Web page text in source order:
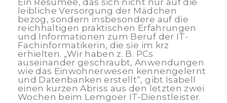
Ein Resümee, das sich nicht nur auf die
leibliche Versorgung der Mädchen
bezog, sondern insbesondere auf die
reichhaltigen praktischen Erfahrungen
und Informationen zum Beruf der IT-
Fachinformatikerin, die sie im krz
erhielten. „Wir haben z. B. PCs
auseinander geschraubt, Anwendungen
wie das Einwohnerwesen kennengelernt
und Datenbanken erstellt“, gibt Isabell
einen kurzen Abriss aus den letzten zwei
Wochen beim Lemgoer IT-Dienstleister.